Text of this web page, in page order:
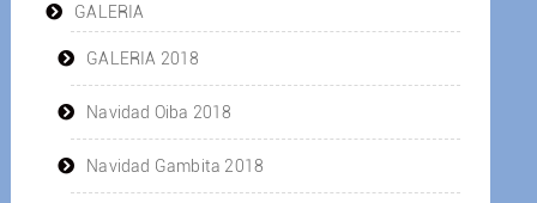
GALERIA
GALERIA 2018
Navidad Oiba 2018
Navidad Gambita 2018